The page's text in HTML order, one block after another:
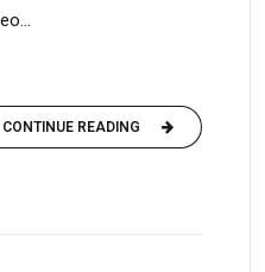
CONTINUE READING